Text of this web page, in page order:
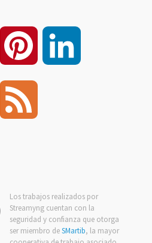
Instagram Pinterest
YouTube
Los trabajos realizados por
Streamyng cuentan con la
seguridad y confianza que otorga
ser miembro deSMartib, la mayor